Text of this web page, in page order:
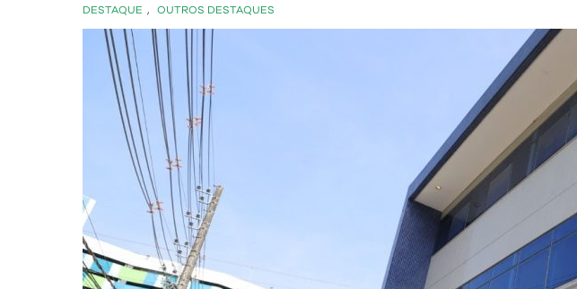
DESTAQUE , OUTROS DESTAQUES